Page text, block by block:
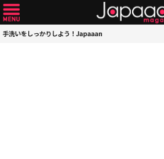
手洗いをしっかりしよう！Japaaan